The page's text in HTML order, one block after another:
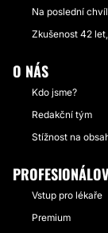
Na poslední
Zkušenost 42
O NÁS
Kdo jsme?
Redakční tým
Stížnost na
Vstup pro lékaře
Premium